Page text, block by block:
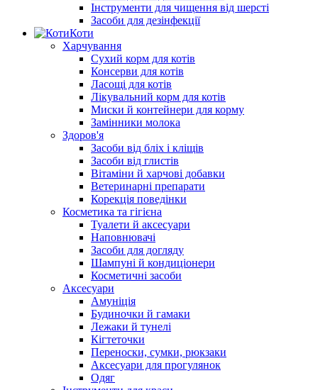
Інструменти для чищення від шерсті
Засоби для дезінфекції
Коти
Харчування
Сухий корм для котів
Консерви для котів
Ласощі для котів
Лікувальний корм для котів
Миски й контейнери для корму
Замінники молока
Здоров'я
Засоби від бліх і кліщів
Засоби від глистів
Вітаміни й харчові добавки
Ветеринарні препарати
Корекція поведінки
Косметика та гігієна
Туалети й аксесуари
Наповнювачі
Засоби для догляду
Шампуні й кондиціонери
Косметичні засоби
Аксесуари
Амуніція
Будиночки й гамаки
Лежаки й тунелі
Кігтеточки
Переноски, сумки, рюкзаки
Аксесуари для прогулянок
Одяг